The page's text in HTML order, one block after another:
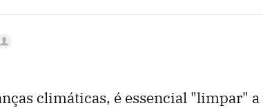
climáticas, é essencial "limpar"